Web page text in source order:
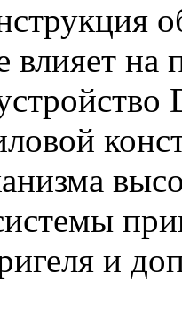
влияет на
и